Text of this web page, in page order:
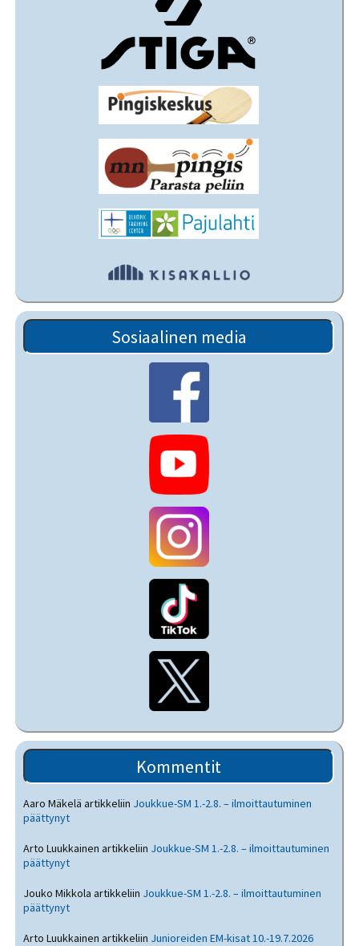
Sosiaalinen media
Kommentit
Aaro Mäkelä artikkeliin Joukkue-SM 1.-2.8. – ilmoittautuminen
päättynyt
Arto Luukkainen artikkeliin Joukkue-SM 1.-2.8. – ilmoittautuminen
päättynyt
Jouko Mikkola artikkeliin Joukkue-SM 1.-2.8. – ilmoittautuminen
päättynyt
Arto Luukkainen artikkeliin Junioreiden EM-kisat 10.-19.7.2026